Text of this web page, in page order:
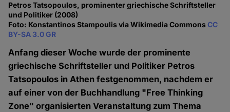
Petros Tatsopoulos, prominenter griechische Schriftsteller
und Politiker (2008)
Foto: Konstantinos Stampoulis via Wikimedia CommonsCC
BY-SA 3.0 GR
Anfang dieser Woche wurde der prominente
griechische Schriftsteller und Politiker Petros
Tatsopoulos in Athen festgenommen, nachdem er
auf einer von der Buchhandlung "Free Thinking
Zone" organisierten Veranstaltung zum Thema